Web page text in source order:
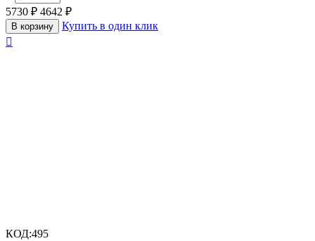
5730 ₽ 4642 ₽
В корзину
Купить в один клик

КОД:495